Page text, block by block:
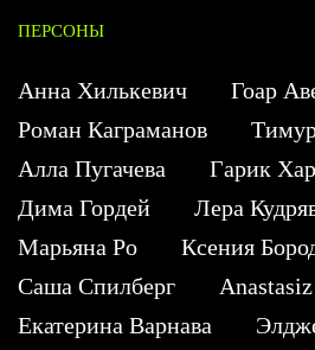
ПЕРСОНЫ
Анна Хилькевич
Гоар
Роман Каграманов
Алла Пугачева
Гарик
Дима Гордей
Лера
Марьяна Ро
Ксения
Саша Спилберг
Anastasiz
Екатерина Варнава